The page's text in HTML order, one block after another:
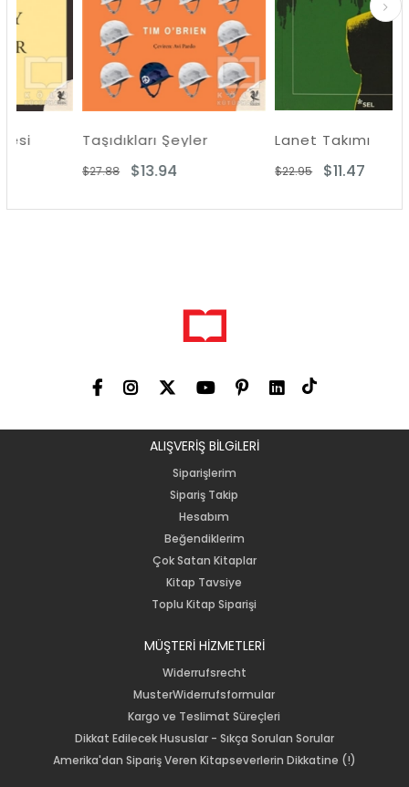
Taşıdıkları Şeyler
$13.94
Lanet Takımı
$11.47
ALIŞVERİŞ BİLGiLERİ
Siparişlerim
Sipariş Takip
Hesabım
Beğendiklerim
Çok Satan Kitaplar
Kitap Tavsiye
Toplu Kitap Siparişi
MÜŞTERİ HİZMETLERİ
Widerrufsrecht
MusterWiderrufsformular
Kargo ve Teslimat Süreçleri
Dikkat Edilecek Hususlar - Sıkça Sorulan Sorular
Amerika'dan Sipariş Veren Kitapseverlerin Dikkatine (!)